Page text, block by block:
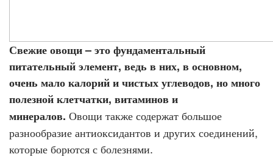
Свежие овощи – это фундаментальный
питательный элемент, ведь в них, в основном,
очень мало калорий и чистых углеводов, но много
полезной клетчатки, витаминов и
минералов. Овощи также содержат большое
разнообразие антиоксидантов и других соединений,
которые борются с болезнями.